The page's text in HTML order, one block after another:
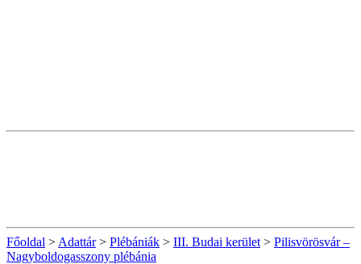
Főoldal > Adattár> Plébániák > III. Budai kerület > Pilisvörösvár –
Nagyboldogasszony plébánia